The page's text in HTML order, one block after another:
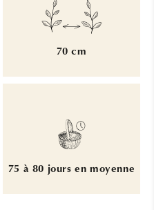
70 cm
75 à 80 jours en moyenne